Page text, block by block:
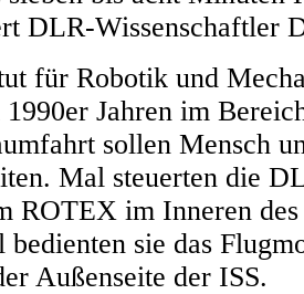
DLR-Wissenschaftler
für Robotik und
1990er Jahren im
sollen Mensch
Mal steuerten die
ROTEX im Inneren
bedienten sie das
Außenseite der ISS.